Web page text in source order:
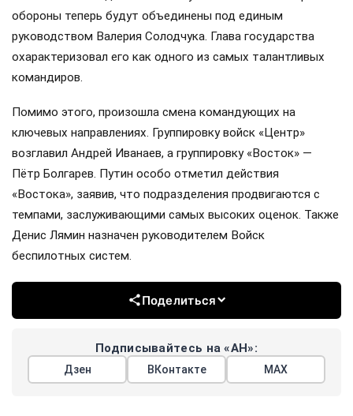
обороны теперь будут объединены под единым
руководством Валерия Солодчука. Глава государства
охарактеризовал его как одного из самых талантливых
командиров.
Помимо этого, произошла смена командующих на
ключевых направлениях. Группировку войск «Центр»
возглавил Андрей Иванаев, а группировку «Восток» —
Пётр Болгарев. Путин особо отметил действия
«Востока», заявив, что подразделения продвигаются с
темпами, заслуживающими самых высоких оценок. Также
Денис Лямин назначен руководителем Войск
беспилотных систем.
Поделиться
Подписывайтесь на «АН»:
Дзен ВКонтакте МАХ